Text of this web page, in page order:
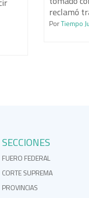
reclamó
PorTiempo
SECCIONES
FUERO FEDERAL
CORTE SUPREMA
PROVINCIAS